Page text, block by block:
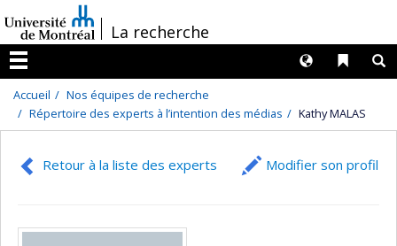
au
contenu
/La recherche
Menu
Liens
Langues
Accueil
Nos équipes de recherche
Répertoire des experts à l’intention des médias
Kathy MALAS
Retour à la liste des experts Modifier son profil